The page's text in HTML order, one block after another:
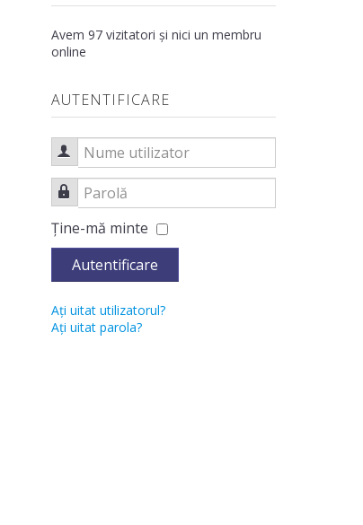
Avem 97 vizitatori și nici un membru
online
AUTENTIFICARE
Nume utilizator
Parolă
Ţine-mă minte
Autentificare
Aţi uitat utilizatorul?
Aţi uitat parola?